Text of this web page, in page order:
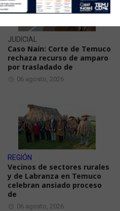
JUDICIAL
Caso Naín: Corte de Temuco
rechaza recurso de amparo
por trasladado de
06 agosto, 2026
REGIÓN
Vecinos de sectores rurales
y de Labranza en Temuco
celebran ansiado proceso
de
06 agosto, 2026